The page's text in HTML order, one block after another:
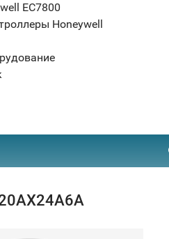
EC7800
Honeywell